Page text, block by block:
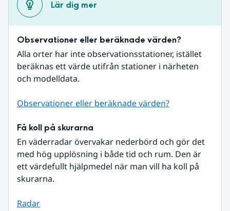
Lär dig mer
Observationer eller beräknade värden?
Alla orter har inte observationsstationer, istället
beräknas ett värde utifrån stationer i närheten
och modelldata.
Observationer eller beräknade värden?
Få koll på skurarna
En väderradar övervakar nederbörd och gör det
med hög upplösning i både tid och rum. Den är
ett värdefullt hjälpmedel när man vill ha koll på
skurarna.
Radar